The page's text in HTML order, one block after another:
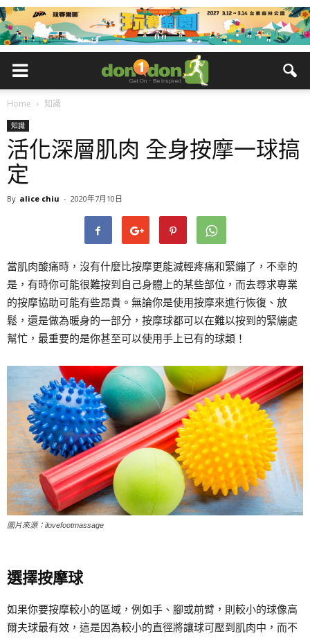
Home 知識
知識
活化深層肌肉 全身按摩一球搞
定
By alice chiu - 2020年7月10日
當肌肉酸痛時，沒有什麼比按摩更能減輕疼痛和緊繃了，不幸的
是，有時你可能很難按到自己身體上的某些部位，而去尋求專業
的按摩協助可能有些昂貴。無論你是使用按摩來進行恢復、放
鬆，還是做為暖身的一部分，按摩球都可以在難以按到的緊繃處
幫忙，最重要的是你甚至可以使用手上已有的球類！
圖片來源：ilovefootmassage
選擇按摩球
如果你要按摩較小的區域，例如手、腳或前臂，則較小的球像高
爾夫球最有效，這是因為較小的直徑將讓球可壓到肌肉中，而不